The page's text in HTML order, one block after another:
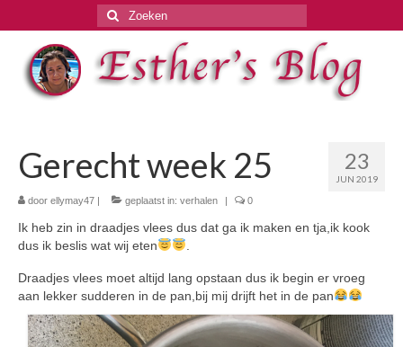
Zoeken
naar:
23
JUN 2019
Gerecht week 25
door ellymay47 | geplaatst in: verhalen | 0
Ik heb zin in draadjes vlees dus dat ga ik maken en tja,ik kook
dus ik beslis wat wij eten
Draadjes vlees moet altijd lang opstaan dus ik begin er vroeg
aan lekker sudderen in de pan,bij mij drijft het in de pan